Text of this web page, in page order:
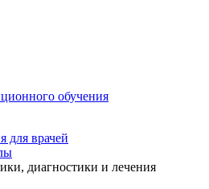
обучения
для врачей
диагностики и лечения